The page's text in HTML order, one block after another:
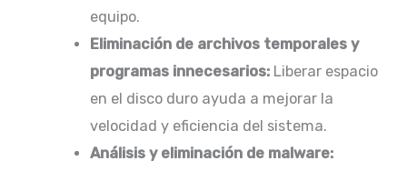
equipo.​
Eliminación de archivos temporales y
programas innecesarios: Liberar espacio
en el disco duro ayuda a mejorar la
velocidad y eficiencia del sistema.​
Análisis y eliminación de malware: